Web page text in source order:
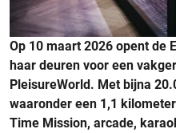
Op 10 maart 2026 opent de
haar deuren voor een
PleisureWorld. Met bijna
waaronder een 1,1
Time Mission, arcade,